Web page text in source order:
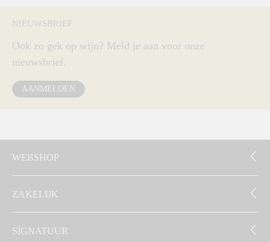
NIEUWSBRIEF
Ook zo gek op wijn? Meld je aan voor onze
nieuwsbrief.
AANMELDEN
WEBSHOP
ZAKELIJK
SIGNATUUR